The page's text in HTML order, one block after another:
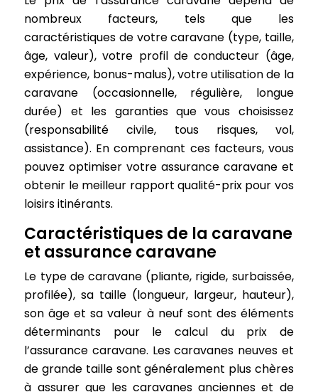
nombreux facteurs, tels que les
caractéristiques de votre caravane (type, taille,
âge, valeur), votre profil de conducteur (âge,
expérience, bonus-malus), votre utilisation de la
caravane (occasionnelle, régulière, longue
durée) et les garanties que vous choisissez
(responsabilité civile, tous risques, vol,
assistance). En comprenant ces facteurs, vous
pouvez optimiser votre assurance caravane et
obtenir le meilleur rapport qualité-prix pour vos
loisirs itinérants.
Caractéristiques de la caravane
et assurance caravane
Le type de caravane (pliante, rigide, surbaissée,
profilée), sa taille (longueur, largeur, hauteur),
son âge et sa valeur à neuf sont des éléments
déterminants pour le calcul du prix de
l’assurance caravane. Les caravanes neuves et
de grande taille sont généralement plus chères
à assurer que les caravanes anciennes et de